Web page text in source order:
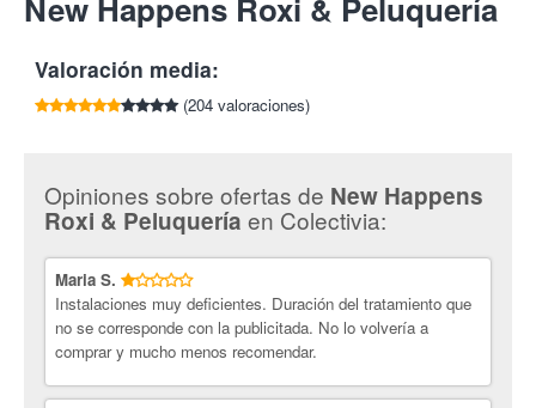
* Duración aproximada de la sesión: entre 60 y 75 minutos.
cuidará por dentro y por fuera. Con los tratamientos más
innovadores y con resultados increíbles para tu piel y rostro.
Tlf:626 312 766 / 941 228 479
New Happens Roxi & Peluquería
Valoración media:
(204 valoraciones)
Opiniones sobre ofertas de New Happens
Roxi & Peluquería en Colectivia:
Maria S.
Instalaciones muy deficientes. Duración del tratamiento que
no se corresponde con la publicitada. No lo volvería a
comprar y mucho menos recomendar.